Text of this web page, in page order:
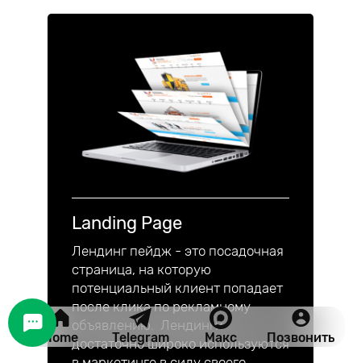
Landing Page
Лендинг пейдж - это посадочная
страница, на которую
потенциальный клиент попадает
после клика по рекламному
объявлению. Лендинги
достаточно широко используются
Home Telegram Макс Позвонить